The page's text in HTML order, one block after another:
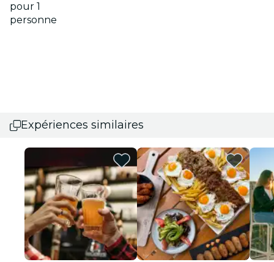
pour 1
personne
Expériences similaires